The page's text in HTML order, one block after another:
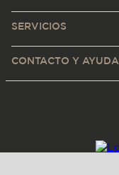
SERVICIOS
CONTACTO Y AYUDA